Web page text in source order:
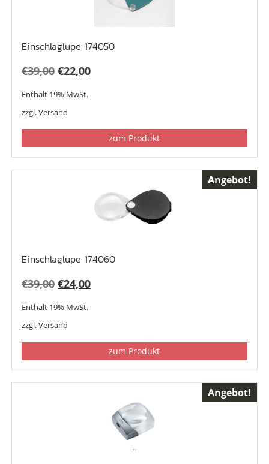
Einschlaglupe 174050
€39,00 Ursprünglicher
Preis
war:
€22,00Aktueller
Enthält 19% MwSt.
zzgl.Versand
zum Produkt
Angebot!
Einschlaglupe 174060
€39,00 Ursprünglicher
Preis
war:
€24,00Aktueller
Enthält 19% MwSt.
zzgl.Versand
zum Produkt
Angebot!